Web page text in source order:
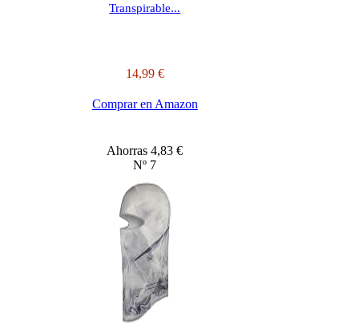
Transpirable...
14,99 €
Comprar en Amazon
Ahorras 4,83 €
Nº 7